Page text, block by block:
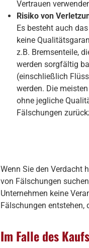
Vertrauen
Risiko von
Es besteht auch
keine
z.B. Bremsenteile,
werden sorgfältig
(einschließlich
werden. Die
ohne jegliche
Fälschungen
Wenn Sie den Verdacht
von Fälschungen
Unternehmen keine
Fälschungen entstehen,
Im Falle des